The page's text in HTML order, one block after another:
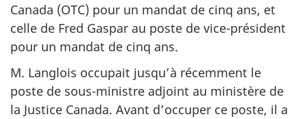
Canada (OTC) pour un mandat de cinq ans, et
celle de Fred Gaspar au poste de vice-président
pour un mandat de cinq ans.
M. Langlois occupait jusqu’à récemment le
poste de sous-ministre adjoint au ministère de
la Justice Canada. Avant d’occuper ce poste, il a